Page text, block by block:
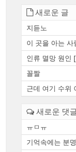
새로운 글
지듣노
이 곳을 아는
인류 멸망 원
꼴짤
근데 여기 수위
새로운 댓
ㅠㅁㅠ
기억속에는 분